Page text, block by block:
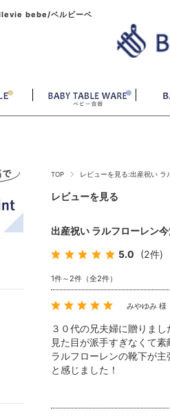
bebe/ベルビーベ
TOP レビューを見る:出産祝い ラ
レビューを見る
出産祝い ラルフローレン
5.0
(2件)
1件～2件（全2件）
みやゆみ 様
３０代の兄夫婦に贈りまし
見た目が派手すぎなくて素
ラルフローレンの靴下が
と感じました！